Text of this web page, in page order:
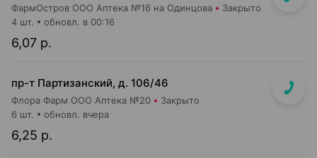
ФармОстров ООО Аптека №16 на Одинцова Закрыто
6,07 р.
4 шт. обновл. в 00:16
пр-т Партизанский, д. 106/46
Флора Фарм ООО Аптека №20 Закрыто
6,25 р.
6 шт. обновл. вчера